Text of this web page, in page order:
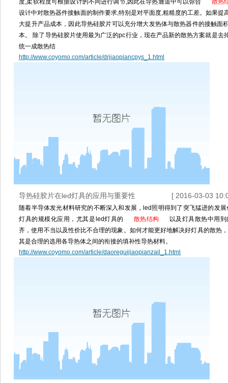
度,柔软程度可根据设计的不同进行调节,因此在导热通道中可以弥合
散热
设计中对散热器件接触面的制作要求,特别是对平面度,粗糙度的工差。如果提
大提升产品成本，因此导热硅胶片可以充分增大发热体与散热器件的接触面
本。 除了导热硅胶片使用最为广泛的pc行业，现在产品新的散热方案就是去
统一成散热结
http://www.coyomo.com/article/drjiaopiancpys_1.html
导热硅胶片在led灯具的应用与重要性 [ 2016-03-03
随着半导体发光材料研究的不断深入和发展，led照明得到了突飞猛进的发
灯具的规模化应用，尤其是led灯具的
散热结构
以及灯具散热中用
齐，使用不当以及性价比不合理的现象。如何才能更好地解决好灯具的散热
其是合理的选用各导热体之间的衔接的填补性导热材料。
http://www.coyomo.com/article/daoreguijiaopianzail_1.html